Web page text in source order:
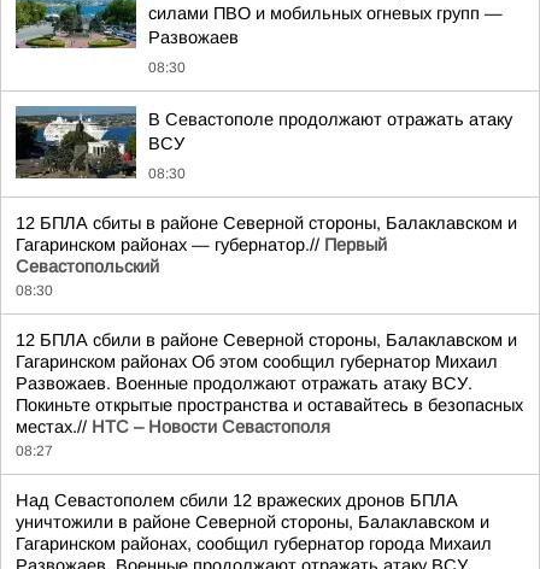
силами ПВО и мобильных огневых групп —
Развожаев
08:30
В Севастополе продолжают отражать атаку
ВСУ
08:30
12 БПЛА сбиты в районе Северной стороны, Балаклавском и
Гагаринском районах — губернатор.// Первый
Севастопольский
08:30
12 БПЛА сбили в районе Северной стороны, Балаклавском и
Гагаринском районах Об этом сообщил губернатор Михаил
Развожаев. Военные продолжают отражать атаку ВСУ.
Покиньте открытые пространства и оставайтесь в безопасных
местах.// НТС – Новости Севастополя
08:27
Над Севастополем сбили 12 вражеских дронов БПЛА
уничтожили в районе Северной стороны, Балаклавском и
Гагаринском районах, сообщил губернатор города Михаил